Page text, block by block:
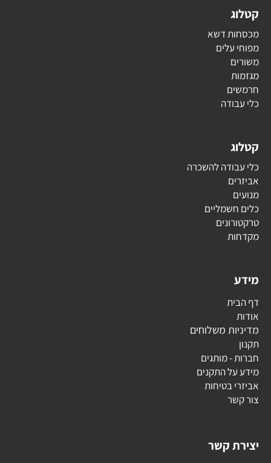
קטלוג
מכסחות דשא
מפוחי עלים
משורים
מגזמות
חרמשים
כלי עבודה
קטלוג
כלי עבודה להשכרה
אביזרים
מנועים
כלים חשמליים
טרקטורונים
מקדחות
מידע
דף הבית
אודות
מדיניות משלוחים
תקנון
חברות - מותגים
מידע על התקנים
אביזרי בטיחות
צור קשר
יצירת קשר